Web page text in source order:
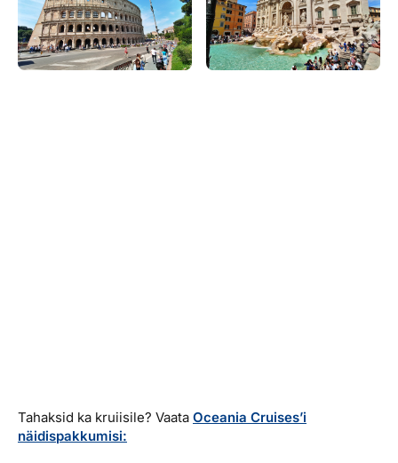
Tahaksid ka kruiisile? Vaata Oceania Cruises’i
näidispakkumisi: